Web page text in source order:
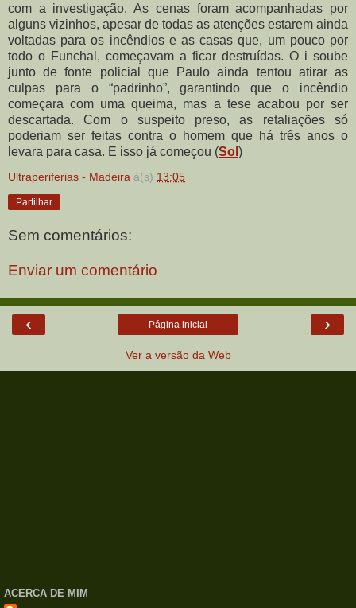
com a investigação. As cenas foram acompanhadas por
alguns vizinhos, apesar de todas as atenções estarem ainda
voltadas para os incêndios e as casas que, um pouco por
todo o Funchal, começavam a ficar destruídas. O i soube
junto de fonte policial que Paulo ainda tentou atirar as
culpas para o “padrinho”, garantindo que o incêndio
começara com uma queima, mas a tese acabou por ser
descartada.Com o suspeito preso, as retaliações só
poderiam ser feitas contra o homem que há três anos o
levara para casa. E isso já começou (Sol )
Ultraperiferias - Madeira à(s) 13:05
Partilhar
Sem comentários:
Enviar um comentário
‹ ›
Página inicial
Ver a versão da Web
ACERCA DE MIM